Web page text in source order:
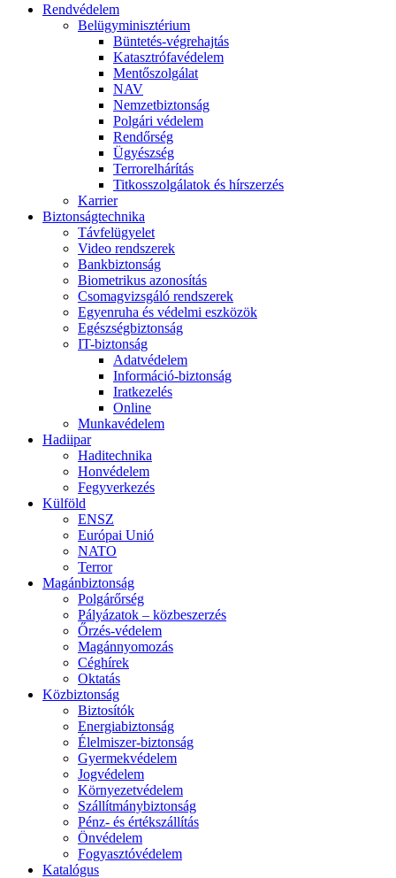
Rendvédelem
Belügyminisztérium
Büntetés-végrehajtás
Katasztrófavédelem
Mentőszolgálat
NAV
Nemzetbiztonság
Polgári védelem
Rendőrség
Ügyészség
Terrorelhárítás
Titkosszolgálatok és hírszerzés
Karrier
Biztonságtechnika
Távfelügyelet
Video rendszerek
Bankbiztonság
Biometrikus azonosítás
Csomagvizsgáló rendszerek
Egyenruha és védelmi eszközök
Egészségbiztonság
IT-biztonság
Adatvédelem
Információ-biztonság
Iratkezelés
Online
Munkavédelem
Hadiipar
Haditechnika
Honvédelem
Fegyverkezés
Külföld
ENSZ
Európai Unió
NATO
Terror
Magánbiztonság
Polgárőrség
Pályázatok – közbeszerzés
Őrzés-védelem
Magánnyomozás
Céghírek
Oktatás
Közbiztonság
Biztosítók
Energiabiztonság
Élelmiszer-biztonság
Gyermekvédelem
Jogvédelem
Környezetvédelem
Szállítmánybiztonság
Pénz- és értékszállítás
Önvédelem
Fogyasztóvédelem
Katalógus